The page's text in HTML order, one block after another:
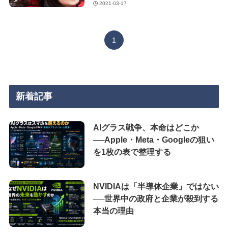
2021-03-17
1
新着記事
AIグラス戦争、本命はどこか
──Apple・Meta・Googleの狙い
を1枚の表で整理する
NVIDIAは「半導体企業」ではない
──世界中の政府と企業が殺到する
本当の理由